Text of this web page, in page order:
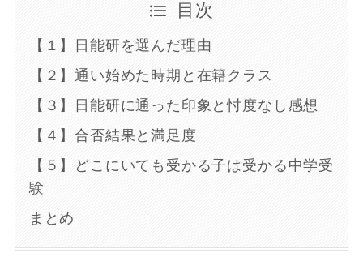
目次
【１】日能研を選んだ理由
【２】通い始めた時期と在籍クラス
【３】日能研に通った印象と忖度なし感想
【４】合否結果と満足度
【５】どこにいても受かる子は受かる中学受
験
まとめ